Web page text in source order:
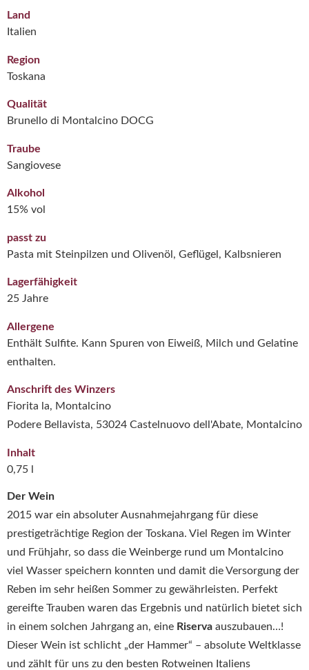
Der Wein
2015 war ein absoluter Ausnahmejahrgang für diese
prestigeträchtige Region der Toskana. Viel Regen im Winter
und Frühjahr, so dass die Weinberge rund um Montalcino
viel Wasser speichern konnten und damit die Versorgung der
Reben im sehr heißen Sommer zu gewährleisten. Perfekt
gereifte Trauben waren das Ergebnis und natürlich bietet sich
in einem solchen Jahrgang an, eine Riserva auszubauen…!
Dieser Wein ist schlicht „der Hammer“ – absolute Weltklasse
und zählt für uns zu den besten Rotweinen Italiens
Land
Italien
Region
Toskana
Qualität
Brunello di Montalcino DOCG
Traube
Sangiovese
Alkohol
15% vol
passt zu
Pasta mit Steinpilzen und Olivenöl, Geflügel, Kalbsnieren
Lagerfähigkeit
25 Jahre
Allergene
Enthält Sulfite. Kann Spuren von Eiweiß, Milch und Gelatine
enthalten.
Anschrift des Winzers
Fiorita la, Montalcino
Podere Bellavista, 53024 Castelnuovo dell'Abate, Montalcino
Inhalt
0,75 l